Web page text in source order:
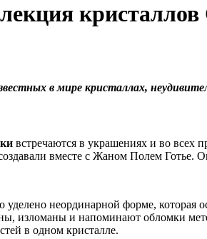
кристаллов
в мире кристаллах,
встречаются в украшениях и во всех
вместе с Жаном Полем Готье.
неординарной форме, которая
изломаны и напоминают обломки
в одном кристалле.